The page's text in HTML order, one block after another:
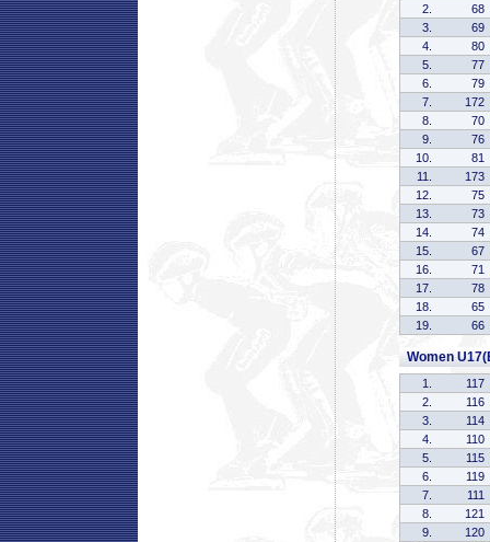
2.
68
3.
69
4.
80
5.
77
6.
79
7.
172
8.
70
9.
76
10.
81
11.
173
12.
75
13.
73
14.
74
15.
67
16.
71
17.
78
18.
65
19.
66
Women
1.
117
2.
116
3.
114
4.
110
5.
115
6.
119
7.
111
8.
121
9.
120